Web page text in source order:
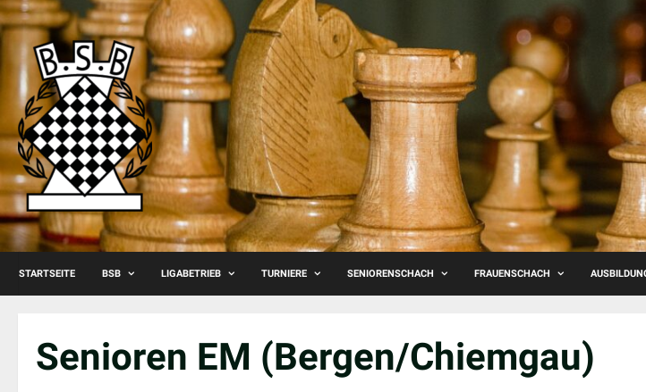
Skip
to
content
STARTSEITE BSB LIGABETRIEB TURNIERE SENIORENSCHACH FRAUENSCHACH
Senioren EM (Bergen/Chiemgau)